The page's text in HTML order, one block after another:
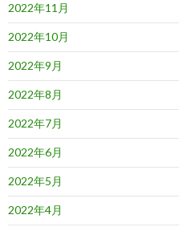
2022年11月
2022年10月
2022年9月
2022年8月
2022年7月
2022年6月
2022年5月
2022年4月